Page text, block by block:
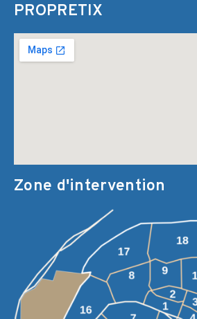
PROPRETIX
Zone d'intervention